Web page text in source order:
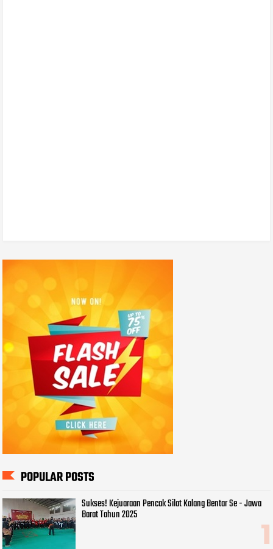
POPULAR POSTS
Sukses! Kejuaraan Pencak Silat Kalang Bentar Se - Jawa
Barat Tahun 2025